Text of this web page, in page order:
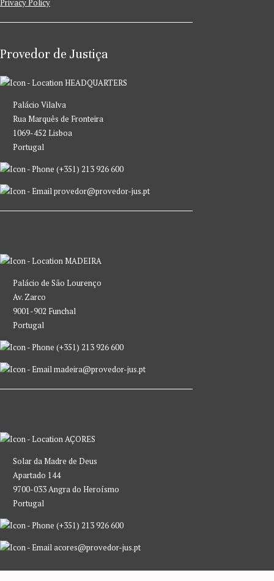
Privacy Policy
Provedor de Justiça
HEADQUARTERS
Palácio Vilalva
Rua Marquês de Fronteira
1069-452 Lisboa
Portugal
(+351) 213 926 600
provedor@provedor-jus.pt
MADEIRA
Palácio de São Lourenço
Av. Zarco
9001-902 Funchal
Portugal
(+351) 213 926 600
madeira@provedor-jus.pt
AÇORES
Solar da Madre de Deus
Apartado 144
9700-033 Angra do Heroísmo
Portugal
(+351) 213 926 600
acores@provedor-jus.pt